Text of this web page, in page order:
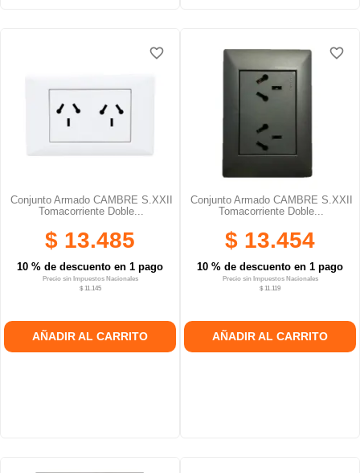
Conjunto Armado CAMBRE S.XXII
Tomacorriente Doble...
$ 13.485
10 % de descuento en 1 pago
Precio sin Impuestos Nacionales
$ 11.145
AÑADIR AL CARRITO
favorite_border
Conjunto Armado CAMBRE S.XXII
Tomacorriente Doble...
$ 13.454
10 % de descuento en 1 pago
Precio sin Impuestos Nacionales
$ 11.119
AÑADIR AL CARRITO
favorite_border